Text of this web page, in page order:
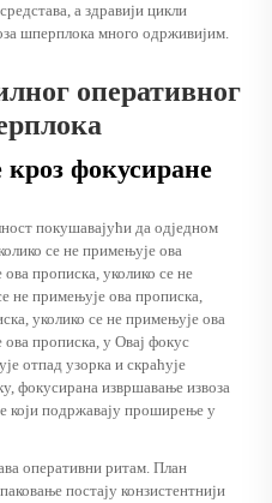
а здравији цикли
шперплока много одрживијим.
оперативног
фокусиране
покушавајући да одједном
се не примењује ова
прописка, уколико се не
не примењује ова прописка,
уколико се не примењује ова
прописка, у Овај фокус
отпад узорка и скраћује
фокусирана извршавање извоза
који подржавају проширење у
оперативни ритам. План
постају конзистентнији